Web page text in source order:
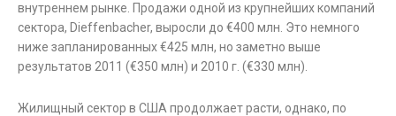
внутреннем рынке. Продажи одной из крупнейших компаний
сектора, Dieffenbacher, выросли до €400 млн. Это немного
ниже запланированных €425 млн, но заметно выше
результатов 2011 (€350 млн) и 2010 г. (€330 млн).
Жилищный сектор в США продолжает расти, однако, по